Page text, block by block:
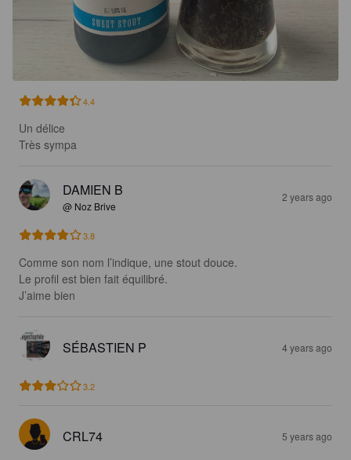
4.4
Un délice
Très sympa
DAMIEN B
@ Noz Brive
2 years ago
3.8
Comme son nom l’indique, une stout douce.
Le profil est bien fait équilibré.
J’aime bien
SÉBASTIEN P 4 years ago
3.2
CRL74 5 years ago